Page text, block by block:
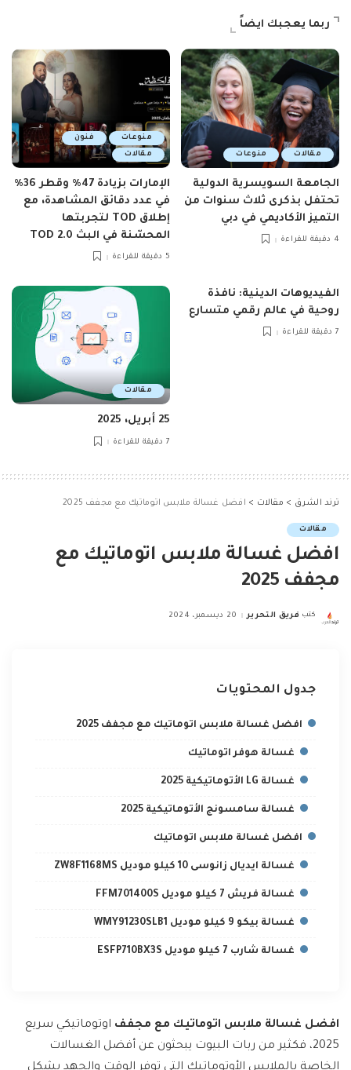
ربما يعجبك ايضاً
مقالات منوعات
الجامعة السويسرية الدولية
تحتفل بذكرى ثلاث سنوات من
التميز الأكاديمي في دبي
4 دقيقة للقراءة
منوعات
فنون
مقالات
الإمارات بزيادة 47٪ وقطر 36٪
في عدد دقائق المشاهدة، مع
إطلاق TOD لتجربتها
المحسّنة في البث TOD 2.0
5 دقيقة للقراءة
الفيديوهات الدينية: نافذة
روحية في عالم رقمي متسارع
7 دقيقة للقراءة
مقالات
25 أبريل، 2025
7 دقيقة للقراءة
ترند الشرق > مقالات > افضل غسالة ملابس اتوماتيك مع مجفف 2025
مقالات
افضل غسالة ملابس اتوماتيك مع
مجفف 2025
Posted
كتب فريق التحرير 20 ديسمبر، 2024
جدول المحتويات
افضل غسالة ملابس اتوماتيك مع مجفف 2025
غسالة هوفر اتوماتيك
غسالة LG الأتوماتيكية 2025
غسالة سامسونج الأتوماتيكية 2025
افضل غسالة ملابس اتوماتيك
غسالة ايديال زانوسى 10 كيلو موديل ZW8F1168MS
غسالة فريش 7 كيلو موديل FFM701400S
غسالة بيكو 9 كيلو موديل WMY91230SLB1
غسالة شارب 7 كيلو موديل ESFP710BX3S
افضل غسالة ملابس اتوماتيك مع مجفف اوتوماتيكي سريع
2025، فكثير من ربات البيوت يبحثون عن أفضل الغسالات